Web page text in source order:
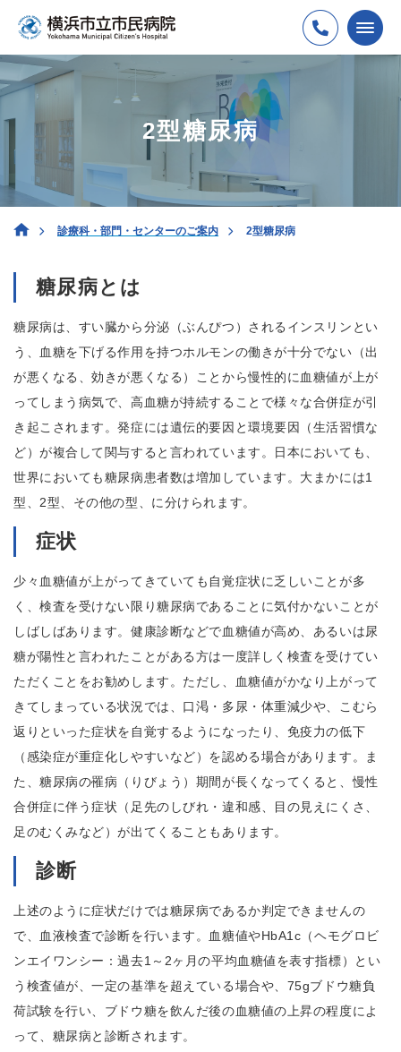
2型糖尿病
診療科・部門・センターのご案内 2型糖尿病
糖尿病とは
糖尿病は、すい臓から分泌（ぶんぴつ）されるインスリンとい
う、血糖を下げる作用を持つホルモンの働きが十分でない（出
が悪くなる、効きが悪くなる）ことから慢性的に血糖値が上が
ってしまう病気で、高血糖が持続することで様々な合併症が引
き起こされます。発症には遺伝的要因と環境要因（生活習慣な
ど）が複合して関与すると言われています。日本においても、
世界においても糖尿病患者数は増加しています。大まかには1
型、2型、その他の型、に分けられます。
症状
少々血糖値が上がってきていても自覚症状に乏しいことが多
く、検査を受けない限り糖尿病であることに気付かないことが
しばしばあります。健康診断などで血糖値が高め、あるいは尿
糖が陽性と言われたことがある方は一度詳しく検査を受けてい
ただくことをお勧めします。ただし、血糖値がかなり上がって
きてしまっている状況では、口渇・多尿・体重減少や、こむら
返りといった症状を自覚するようになったり、免疫力の低下
（感染症が重症化しやすいなど）を認める場合があります。ま
た、糖尿病の罹病（りびょう）期間が長くなってくると、慢性
合併症に伴う症状（足先のしびれ・違和感、目の見えにくさ、
足のむくみなど）が出てくることもあります。
診断
上述のように症状だけでは糖尿病であるか判定できませんの
で、血液検査で診断を行います。血糖値やHbA1c（ヘモグロビ
ンエイワンシー：過去1～2ヶ月の平均血糖値を表す指標）とい
う検査値が、一定の基準を超えている場合や、75gブドウ糖負
荷試験を行い、ブドウ糖を飲んだ後の血糖値の上昇の程度によ
って、糖尿病と診断されます。